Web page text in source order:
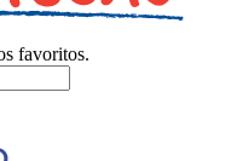
favoritos.